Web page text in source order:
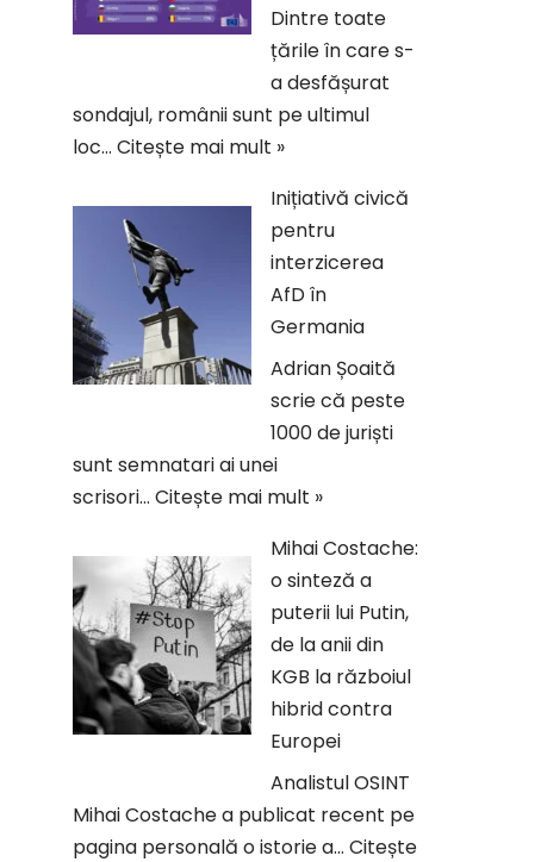
Dintre toate
țările în care s-
a desfășurat
sondajul, românii sunt pe ultimul
loc… Citește mai mult »
Inițiativă civică
pentru
interzicerea
AfD în
Germania
Adrian Șoaită
scrie că peste
1000 de juriști
sunt semnatari ai unei
scrisori… Citește mai mult »
Mihai Costache:
o sinteză a
puterii lui Putin,
de la anii din
KGB la războiul
hibrid contra
Europei
Analistul OSINT
Mihai Costache a publicat recent pe
pagina personală o istorie a… Citește